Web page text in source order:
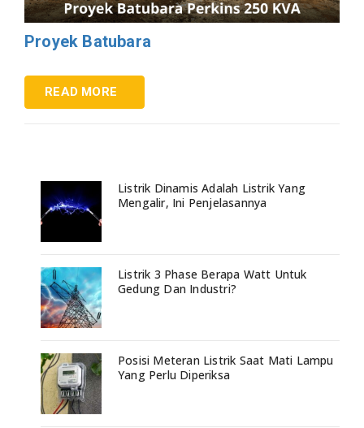
Proyek Batubara
READ MORE
Listrik Dinamis Adalah Listrik Yang
Mengalir, Ini Penjelasannya
Listrik 3 Phase Berapa Watt Untuk
Gedung Dan Industri?
Posisi Meteran Listrik Saat Mati Lampu
Yang Perlu Diperiksa